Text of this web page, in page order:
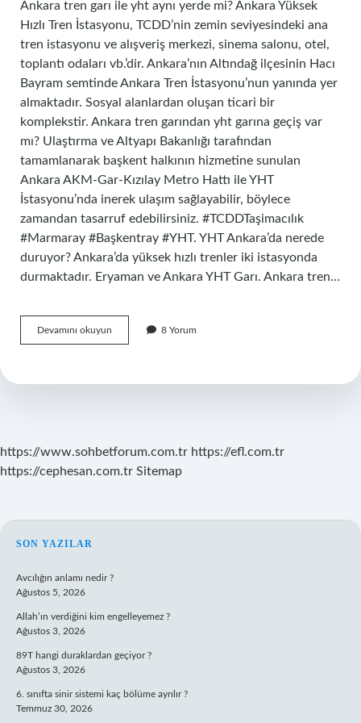
Ankara tren garı ile yht aynı yerde mi? Ankara Yüksek
Hızlı Tren İstasyonu, TCDD’nin zemin seviyesindeki ana
tren istasyonu ve alışveriş merkezi, sinema salonu, otel,
toplantı odaları vb.’dir. Ankara’nın Altındağ ilçesinin Hacı
Bayram semtinde Ankara Tren İstasyonu’nun yanında yer
almaktadır. Sosyal alanlardan oluşan ticari bir
komplekstir. Ankara tren garından yht garına geçiş var
mı? Ulaştırma ve Altyapı Bakanlığı tarafından
tamamlanarak başkent halkının hizmetine sunulan
Ankara AKM-Gar-Kızılay Metro Hattı ile YHT
İstasyonu’nda inerek ulaşım sağlayabilir, böylece
zamandan tasarruf edebilirsiniz. #TCDDTaşimacılık
#Marmaray #Başkentray #YHT. YHT Ankara’da nerede
duruyor? Ankara’da yüksek hızlı trenler iki istasyonda
durmaktadır. Eryaman ve Ankara YHT Garı. Ankara tren…
Devamını okuyun
Tren
Yht
8 Yorum
https://www.sohbetforum.com.tr https://efl.com.tr
https://cephesan.com.tr Sitemap
SIDEBAR
SON YAZILAR
Avcılığın anlamı nedir ?
Ağustos 5, 2026
Allah’ın verdiğini kim engelleyemez ?
Ağustos 3, 2026
89T hangi duraklardan geçiyor ?
Ağustos 3, 2026
6. sınıfta sinir sistemi kaç bölüme ayrılır ?
Temmuz 30, 2026